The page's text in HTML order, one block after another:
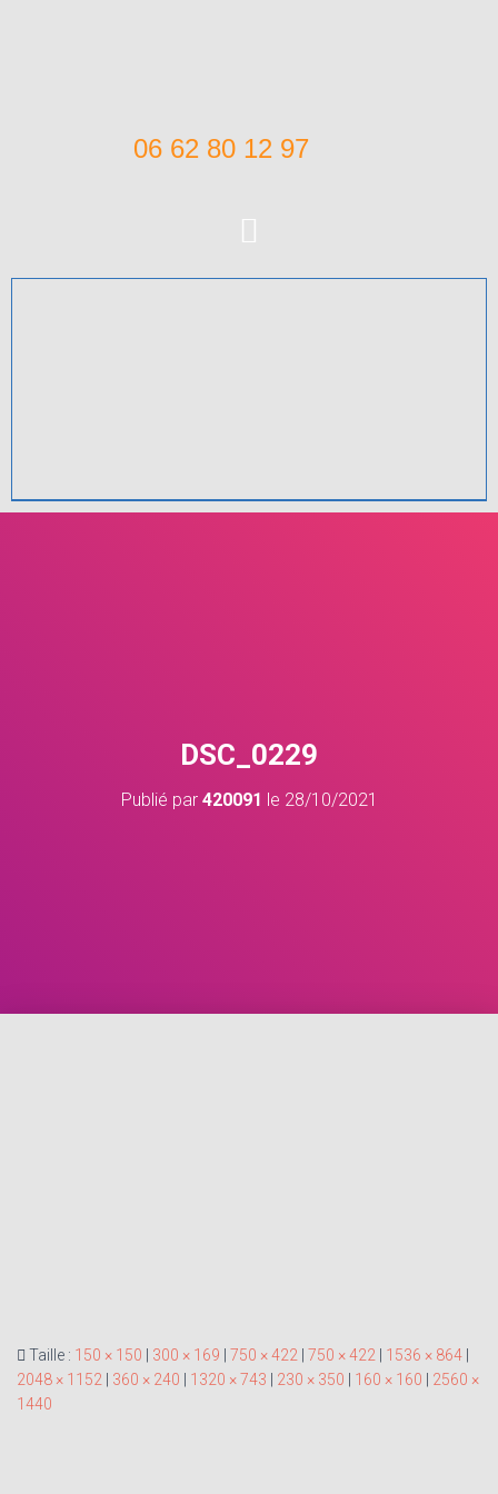
06 62 80 12 97
DSC_0229
Publié par 420091 le 28/10/2021
Taille : 150 × 150 | 300 × 169 | 750 × 422 | 750 × 422 | 1536 × 864 |
2048 × 1152 | 360 × 240 | 1320 × 743 | 230 × 350 | 160 × 160 | 2560 ×
1440